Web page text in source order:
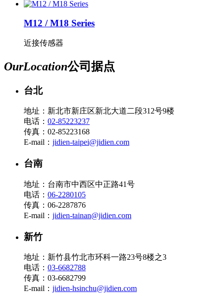
M12 / M18 Series
近接传感器
OurLocation公司据点
台北
地址：新北市新庄区新北大道二段312号9楼
电话： 02-85223237
传真：02-85223168
E-mail： jidien-taipei@jidien.com
台南
地址：台南市中西区中正路41号
电话： 06-2280105
传真：06-2287876
E-mail： jidien-tainan@jidien.com
新竹
地址：新竹县竹北市环科一路23号8楼之3
电话： 03-6682788
传真：03-6682799
E-mail： jidien-hsinchu@jidien.com